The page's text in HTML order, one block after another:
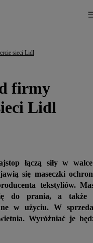
sieci Lidl
firmy
Lidl
łączą siły w
się maseczki
tekstyliów.
do prania, a także
w użyciu. W
Wyróżniać je